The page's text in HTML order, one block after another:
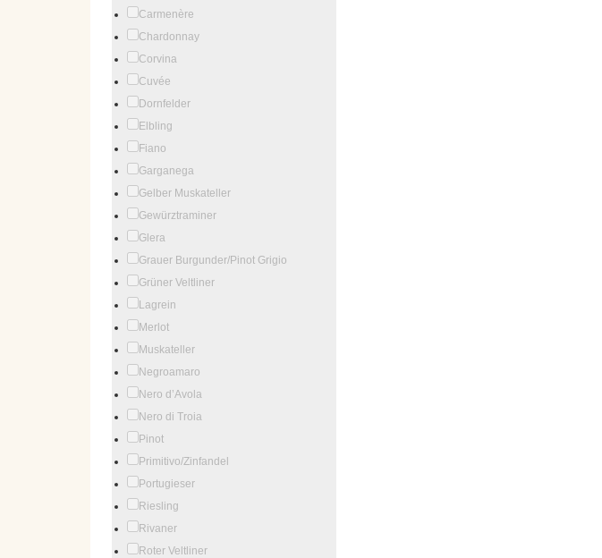
Carmenère
Chardonnay
Corvina
Cuvée
Dornfelder
Elbling
Fiano
Garganega
Gelber Muskateller
Gewürztraminer
Glera
Grauer Burgunder/Pinot Grigio
Grüner Veltliner
Lagrein
Merlot
Muskateller
Negroamaro
Nero d’Avola
Nero di Troia
Pinot
Primitivo/Zinfandel
Portugieser
Riesling
Rivaner
Roter Veltliner